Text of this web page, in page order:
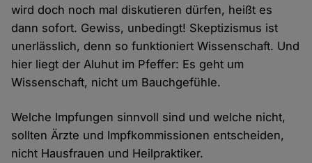
wird doch noch mal diskutieren dürfen, heißt es
dann sofort. Gewiss, unbedingt! Skeptizismus ist
unerlässlich, denn so funktioniert Wissenschaft. Und
hier liegt der Aluhut im Pfeffer: Es geht um
Wissenschaft, nicht um Bauchgefühle.
Welche Impfungen sinnvoll sind und welche nicht,
sollten Ärzte und Impfkommissionen entscheiden,
nicht Hausfrauen und Heilpraktiker.